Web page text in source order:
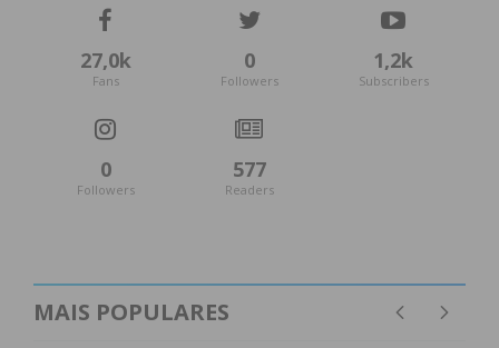
27,0k
Fans
0
Followers
1,2k
Subscribers
0
Followers
577
Readers
MAIS POPULARES